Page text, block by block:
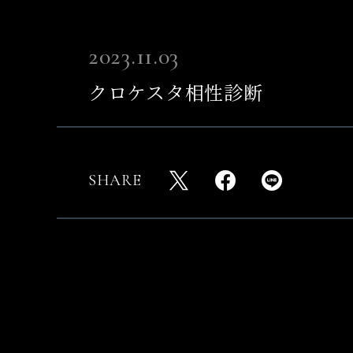
2023.11.03
クロケスタ相性診断
SHARE